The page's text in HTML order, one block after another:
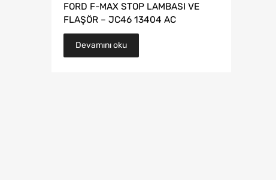
FORD F-MAX STOP LAMBASI VE
FLAŞÖR – JC46 13404 AC
Devamını oku